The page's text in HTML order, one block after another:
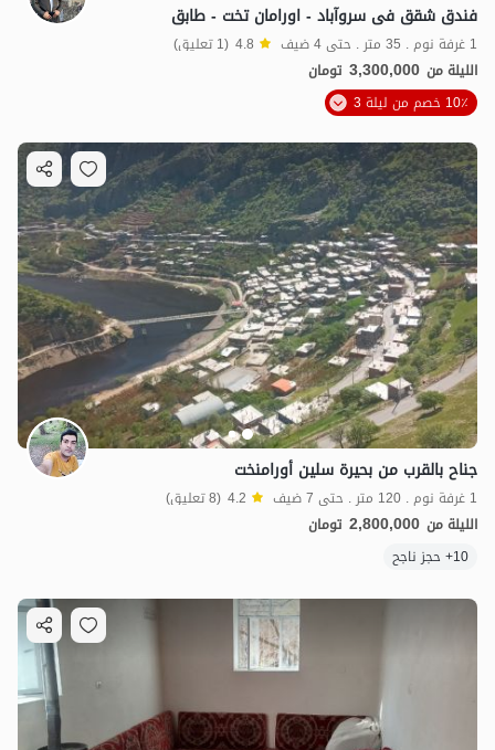
فندق شقق فی سروآباد - اورامان تخت - طابق
1 غرفة نوم . 35 متر . حتى 4 ضيف 4.8 (1 تعليق)
الليلة من 3,300,000 تومان
10٪ خصم من ليلة 3
جناح بالقرب من بحيرة سلین أورامنخت
1 غرفة نوم . 120 متر . حتى 7 ضيف 4.2 (8 تعليق)
الليلة من 2,800,000 تومان
10+ حجز ناجح